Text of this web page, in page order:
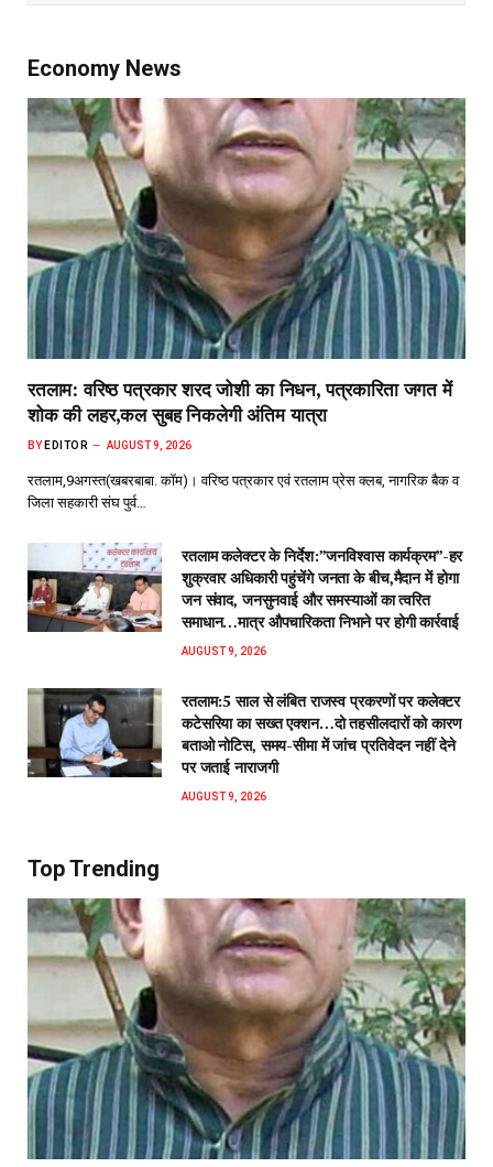
Economy News
रतलाम: वरिष्ठ पत्रकार शरद जोशी का निधन, पत्रकारिता जगत में
शोक की लहर,कल सुबह निकलेगी अंतिम यात्रा
BY EDITOR AUGUST 9, 2026
रतलाम,9अगस्त(खबरबाबा. कॉम)। वरिष्ठ पत्रकार एवं रतलाम प्रेस क्लब, नागरिक बैक व
जिला सहकारी संघ पुर्व…
रतलाम कलेक्टर के निर्देश:”जनविश्वास कार्यक्रम”-हर
शुक्रवार अधिकारी पहुंचेंगे जनता के बीच,मैदान में होगा
जन संवाद, जनसुनवाई और समस्याओं का त्वरित
समाधान…मात्र औपचारिकता निभाने पर होगी कार्रवाई
AUGUST 9, 2026
रतलाम:5 साल से लंबित राजस्व प्रकरणों पर कलेक्टर
कटेसरिया का सख्त एक्शन…दो तहसीलदारों को कारण
बताओ नोटिस, समय-सीमा में जांच प्रतिवेदन नहीं देने
पर जताई नाराजगी
AUGUST 9, 2026
Top Trending